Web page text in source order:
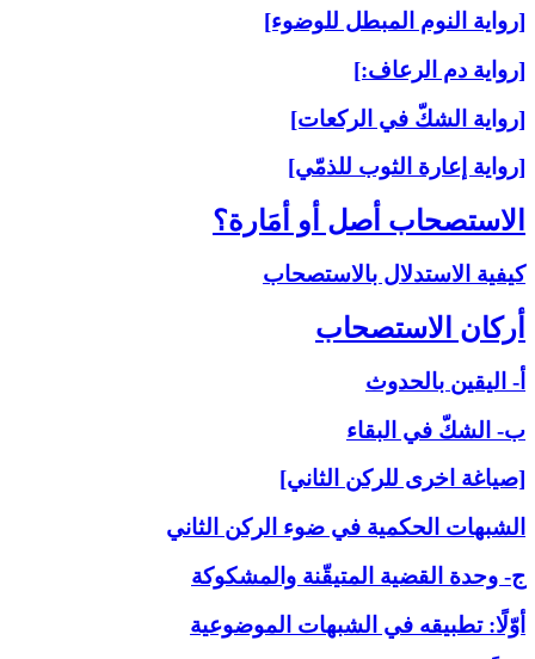
[رواية النوم المبطل للوضوء]
[رواية دم الرعاف:]
[رواية الشكّ في الركعات]
[رواية إعارة الثوب للذمّي]
الاستصحاب أصل أو أمَارة؟
كيفية الاستدلال بالاستصحاب
أركان الاستصحاب‏
أ- اليقين بالحدوث
ب- الشكّ في البقاء
[صياغة اخرى للركن الثاني]
الشبهات الحكمية في ضوء الركن الثاني
ج- وحدة القضية المتيقّنة والمشكوكة
أوّلًا: تطبيقه في الشبهات الموضوعية